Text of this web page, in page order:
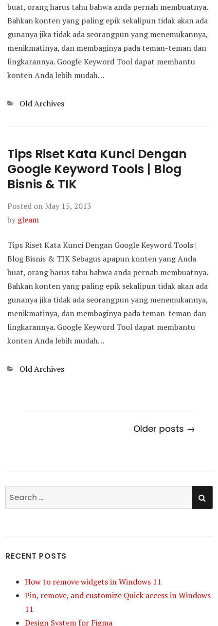
buat, orang harus tahu bahwa anda pernah membuatnya.
Bahkan konten yang paling epik sekalipun tidak akan ada
gunanya jika tidak ada seorangpun yang menemukannya,
menikmatinya, dan membaginya pada teman-teman dan
lingkarannya. Google Keyword Tool dapat membantu
konten Anda lebih mudah…
Categories
Old Archives
Tips Riset Kata Kunci Dengan
Google Keyword Tools | Blog
Bisnis & TIK
Posted on May 15, 2013
by gleam
Tips Riset Kata Kunci Dengan Google Keyword Tools |
Blog Bisnis & TIK Sebagus apapun konten yang Anda
buat, orang harus tahu bahwa anda pernah membuatnya.
Bahkan konten yang paling epik sekalipun tidak akan ada
gunanya jika tidak ada seorangpun yang menemukannya,
menikmatinya, dan membaginya pada teman-teman dan
lingkarannya. Google Keyword Tool dapat membantu
konten Anda lebih mudah…
Categories
Old Archives
Older posts →
Search
for:
RECENT POSTS
How to remove widgets in Windows 11
Pin, remove, and customize Quick access in Windows
11
Design System for Figma